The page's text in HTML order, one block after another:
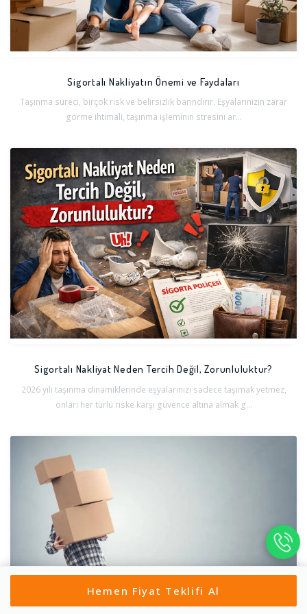
Torbalı Nakliyat Firmaları Urla Nakliyat Firmaları
Sigortalı Nakliyatın Önemi ve Faydaları
Taşınma süreci, birçok risk ve belirsizlik barındırır. Eşyalarınızın zarar
görme ihtimali, taşınma işleminin stresini ar...
Sigortalı Nakliyat Neden Tercih Değil, Zorunluluktur?
2026 yılı taşınma dinamiklerinde eşyalarınızı sadece taşımak yetmez,
onları her türlü riske karşı güvence altına almak g...
Hemen Fiyat Teklifi Al